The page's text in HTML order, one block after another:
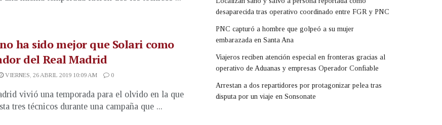
ha sido mejor que Solari como
del Real Madrid
VIERNES, 26 ABRIL 2019 10:09 AM 0
vivió una temporada para el olvido en la que
tres técnicos durante una campaña que ...
desaparecida tras operativo coordinado entre FGR y PNC
PNC capturó a hombre que golpeó a su mujer
embarazada en Santa Ana
Viajeros reciben atención especial en fronteras gracias al
operativo de Aduanas y empresas Operador Confiable
Arrestan a dos repartidores por protagonizar pelea tras
disputa por un viaje en Sonsonate